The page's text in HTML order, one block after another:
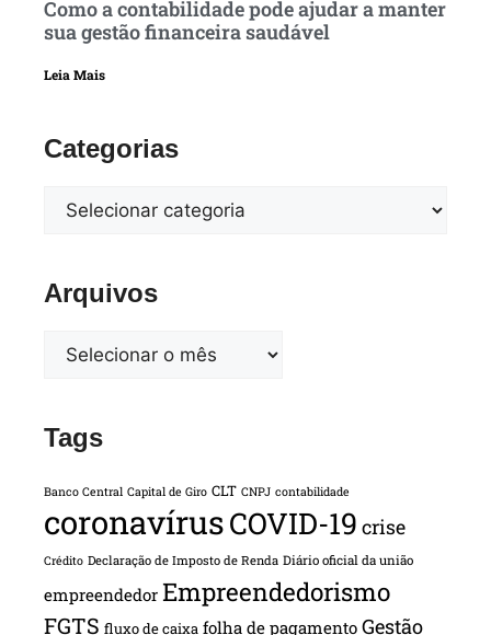
Como a contabilidade pode ajudar a manter
sua gestão financeira saudável
Leia Mais
Categorias
Arquivos
Tags
Banco Central Capital de Giro CLT CNPJ contabilidade
coronavírusCOVID-19 crise
Crédito Declaração de Imposto de Renda Diário oficial da união
empreendedor Empreendedorismo
FGTS fluxo de caixa folha de pagamento Gestão